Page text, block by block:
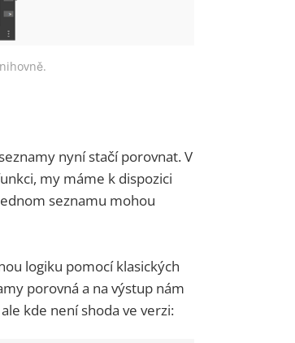
nyní stačí porovnat. V
my máme k dispozici
seznamu mohou
logiku pomocí klasických
porovná a na výstup nám
kde není shoda ve verzi: